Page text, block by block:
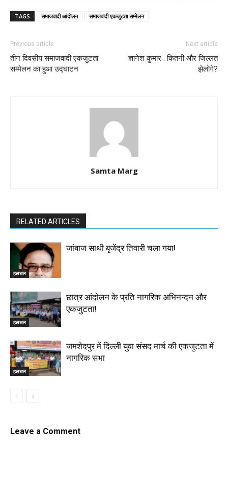
TAGS समाजवादी आंदोलन समाजवादी एकजुटता सम्मेलन
Previous article
तीन दिवसीय समाजवादी एकजुटता
सम्मेलन का हुआ उद्घाटन
Next article
ज्ञानेश कुमार : कितनी और जिल्लत
झेलोगे?
Samta Marg
RELATED ARTICLES
हलचल
जांबाज साथी बृजेंद्र तिवारी चला गया!
हलचल
छात्र आंदोलन के प्रति नागरिक अभिनन्दन और
एकजुटता!
हलचल
जमशेदपुर में दिल्ली युवा संसद मार्च की एकजुटता में
नागरिक सभा
Leave a Comment